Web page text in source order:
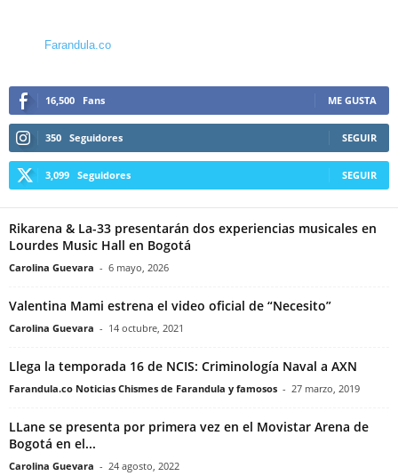
Farandula.co
16,500 Fans ME GUSTA
350 Seguidores SEGUIR
3,099 Seguidores SEGUIR
Rikarena & La-33 presentarán dos experiencias musicales en
Lourdes Music Hall en Bogotá
Carolina Guevara - 6 mayo, 2026
Valentina Mami estrena el video oficial de “Necesito”
Carolina Guevara - 14 octubre, 2021
Llega la temporada 16 de NCIS: Criminología Naval a AXN
Farandula.co Noticias Chismes de Farandula y famosos - 27 marzo, 2019
LLane se presenta por primera vez en el Movistar Arena de
Bogotá en el...
Carolina Guevara - 24 agosto, 2022